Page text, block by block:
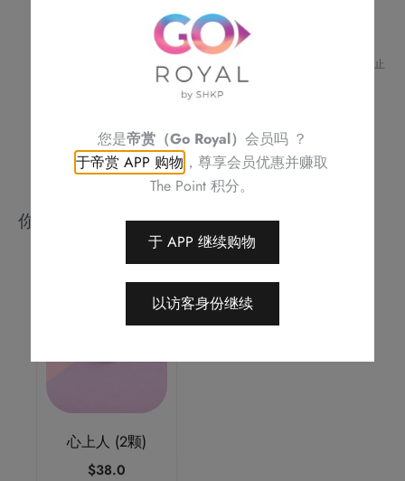
订单详情将会透过电话或电邮确认
订单一经确认，不可更改、取消或退款
请务必检查所填资料，以确保交易快捷及顺利
Royal Delights by Royal Hotels 保留修改优惠条款及细则、更改或终止
此优惠之权利，恕不另行通知
如有任何争议，Royal Delights by Royal Hotels 保留最终决定权
你可能会喜欢
心上人 (2颗)
$38.0
您是帝赏（Go Royal） 会员吗 ？
于帝赏 APP 购物 ，尊享会员优惠并赚取
The Point 积分。
于 APP 继续购物
以访客身份继续